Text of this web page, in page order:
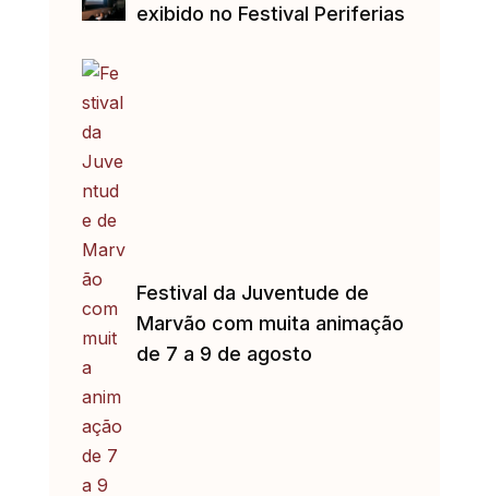
exibido no Festival Periferias
Festival da Juventude de
Marvão com muita animação
de 7 a 9 de agosto